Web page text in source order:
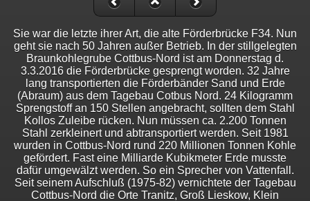
Sie war die letzte ihrer Art, die alte Förderbrücke F34. Nun
geht sie nach 50 Jahren außer Betrieb. In der stillgelegten
Braunkohlegrube Cottbus-Nord ist am Donnerstag d.
3.3.2016 die Förderbrücke gesprengt worden. 32 Jahre
lang transportierten die Förderbänder Sand und Erde
(Abraum) aus dem Tagebau Cotbus Nord. 24 Kilogramm
Sprengstoff an 150 Stellen angebracht, sollten dem Stahl
Kollos Zuleibe rücken. Nun müssen ca. 2.200 Tonnen
Stahl zerkleinert und abtransportiert werden. Seit 1981
wurden in Cottbus-Nord rund 220 Millionen Tonnen Kohle
gefördert. Fast eine Milliarde Kubikmeter Erde musste
dafür umgewälzt werden. So ein Sprecher von Vattenfall.
Seit seinem Aufschluß (1975-82) vernichtete der Tagebau
Cottbus-Nord die Orte Tranitz, Groß Lieskow, Klein